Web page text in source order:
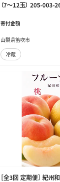
（7～12玉） 205-003-
寄付金額
山梨県笛吹市
冷蔵
［全3回 定期便］ 紀州